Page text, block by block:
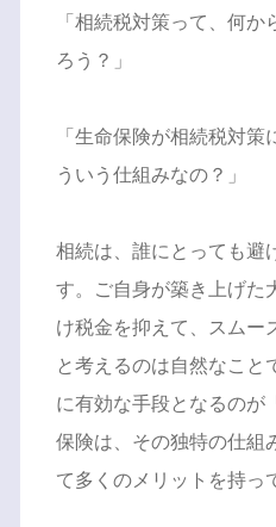
「相続税対策って、何
ろう？」
「生命保険が相続税対
ういう仕組みなの？」
相続は、誰にとっても避
す。ご自身が築き上げた
け税金を抑えて、スムー
と考えるのは自然なこと
に有効な手段となるのが「
保険は、その独特の仕組
て多くのメリットを持っ